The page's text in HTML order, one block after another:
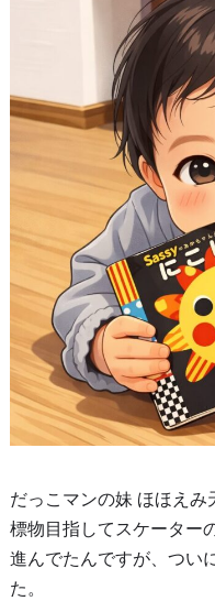
だっこマンの妹 ほほえみ
標物目指してスケーター
進んでたんですが、つい
た。